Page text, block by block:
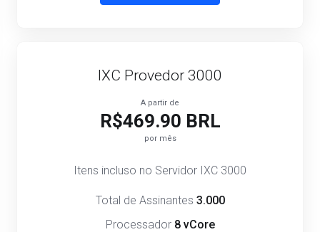
IXC Provedor 3000
A partir de
R$469.90 BRL
por mês
Itens incluso no Servidor IXC 3000
Total de Assinantes 3.000
Processador 8 vCore